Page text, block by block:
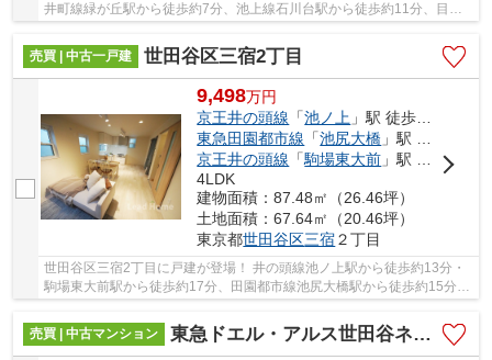
井町線緑が丘駅から徒歩約7分、池上線石川台駅から徒歩約11分、目黒
売買 | 中古一戸建
世田谷区三宿2丁目
9,498万円
京王井の頭線 「池ノ上 」駅 徒歩13分
東急田園都市線 「池尻大橋 」駅 徒歩15分
京王井の頭線 「駒場東大前 」駅 徒歩17分
4LDK
建物面積：87.48㎡（26.46坪）
土地面積：67.64㎡（20.46坪）
東京都世田谷区三宿２丁目
世田谷区三宿2丁目に戸建が登場！ 井の頭線池ノ上駅から徒歩約13分・
駒場東大前駅から徒歩約17分、田園都市線池尻大橋駅から徒歩約15分！
2路線3駅利用可能な大変便利な立地に位置した...
売買 | 中古マンション
東急ドエル・アルス世田谷ネクステージ